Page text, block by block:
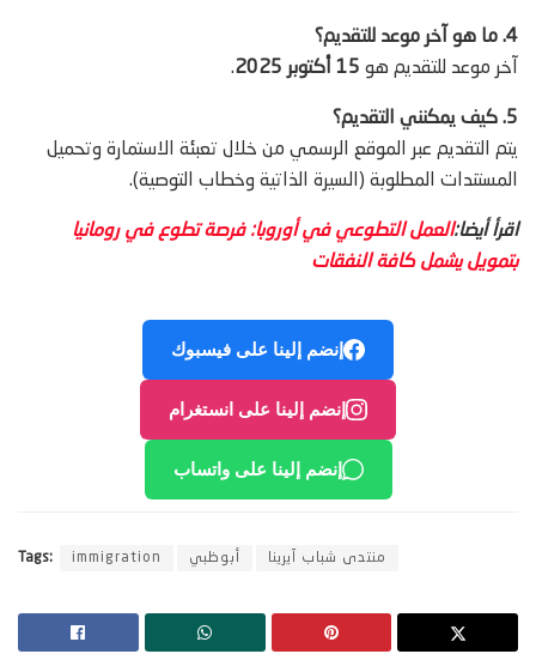
4. ما هو آخر موعد للتقديم؟
آخر موعد للتقديم هو 15 أكتوبر 2025 .
5. كيف يمكنني التقديم؟
يتم التقديم عبر الموقع الرسمي من خلال تعبئة الاستمارة وتحميل
المستندات المطلوبة (السيرة الذاتية وخطاب التوصية).
اقرأ أيضا:العمل التطوعي في أوروبا: فرصة تطوع في رومانيا
بتمويل يشمل كافة النفقات
إنضم إلينا على فيسبوك
إنضم إلينا على انستغرام
إنضم إلينا على واتساب
Tags: immigration أبوظبي منتدى شباب آيرينا